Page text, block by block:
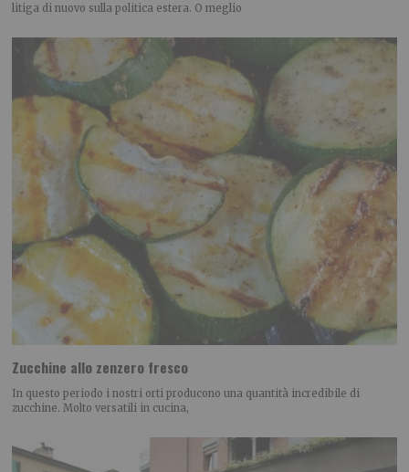
litiga di nuovo sulla politica estera. O meglio
Zucchine allo zenzero fresco
In questo periodo i nostri orti producono una quantità incredibile di
zucchine. Molto versatili in cucina,